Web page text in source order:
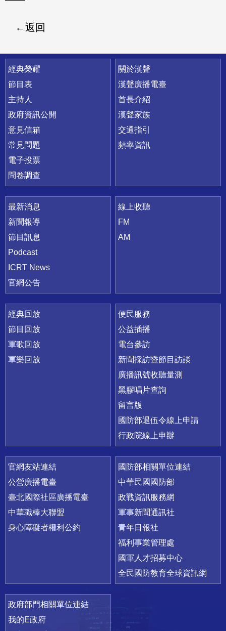
返回
快速連結
經典榮耀
節目表
主持人
政府資訊公開
意見信箱
常見問題
電子投票
問卷調查
關於漢聲
漢聲廣播電臺
首長介紹
漢聲家族
交通指引
頻率資訊
最新消息
新聞報導
節目訊息
Podcast
ICRT News
官網公告
線上收聽
FM
AM
經典回放
節目回放
軍歌回放
軍樂回放
便民服務
公益插播
電台參訪
新聞採訪暨節目訪談
廣播訊號收聽量測
黑膠唱片查詢
留言版
國防部退伍令線上申請
行政院線上申辦
官網友站連結
公營廣播電臺
臺北國際社區廣播電臺
中華職棒大聯盟
身心障礙者權利公約
國防部相關單位連結
中華民國國防部
政戰資訊服務網
軍事新聞通訊社
青年日報社
福利事業管理處
國軍人才招募中心
全民國防教育全球資訊網
政府部門相關單位連結
我的E政府